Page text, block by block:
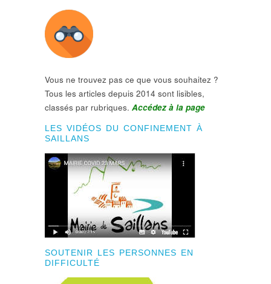
Vous ne trouvez pas ce que vous souhaitez ?
Tous les articles depuis 2014 sont lisibles,
classés par rubriques. Accédez à la page
LES VIDÉOS DU CONFINEMENT À
SAILLANS
SOUTENIR LES PERSONNES EN
DIFFICULTÉ